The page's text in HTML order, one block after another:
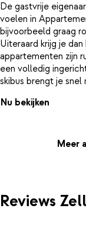
De gastvrije
voelen in
bijvoorbeeld graag
Uiteraard krijg je
appartementen zijn
een volledig
skibus brengt je snel
van Zell am Ziller.
pistes zoevend of
Nu bekijken
Meer
Reviews